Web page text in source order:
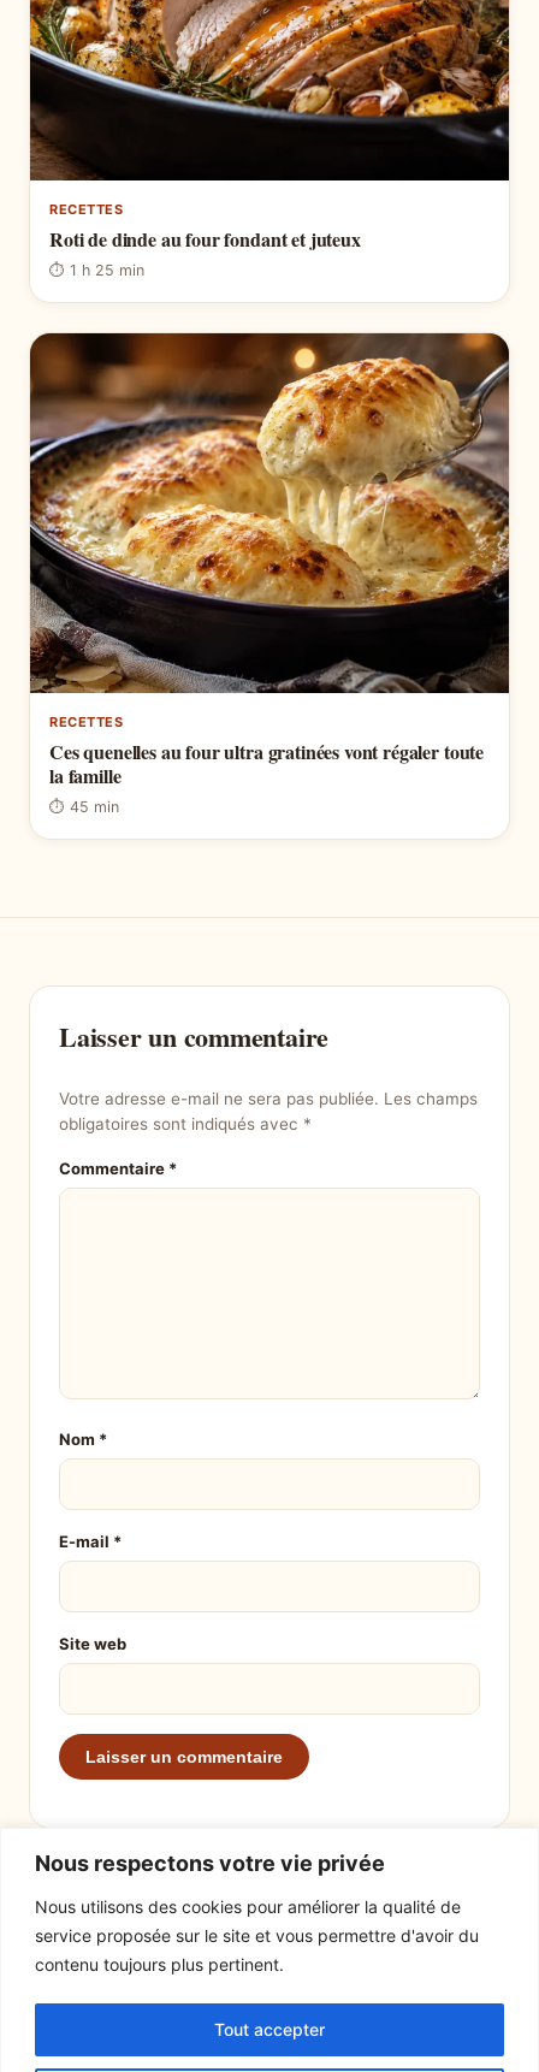
Nous respectons votre vie privée
Nous utilisons des cookies pour améliorer la qualité de
service proposée sur le site et vous permettre d'avoir du
contenu toujours plus pertinent.
Tout accepter
RECETTES
Roti de dinde au four fondant et juteux
⏱ 1 h 25 min
RECETTES
Ces quenelles au four ultra gratinées vont régaler toute
la famille
⏱ 45 min
Laisser un commentaire
Votre adresse e-mail ne sera pas publiée. Les champs
obligatoires sont indiqués avec *
Commentaire *
Nom *
E-mail *
Site web
Actualités
Mentions légales